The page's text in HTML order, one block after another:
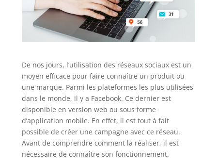
De nos jours, l’utilisation des réseaux sociaux est un
moyen efficace pour faire connaître un produit ou
une marque. Parmi les plateformes les plus utilisées
dans le monde, il y a Facebook. Ce dernier est
disponible en version web ou sous forme
d’application mobile. En effet, il est tout à fait
possible de créer une campagne avec ce réseau.
Avant de comprendre comment la réaliser, il est
nécessaire de connaître son fonctionnement.